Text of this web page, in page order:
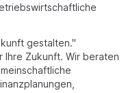
gestalten."
Ihre Zukunft. Wir beraten